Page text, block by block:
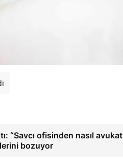
“Savcı ofisinden nasıl avukat
bozuyor